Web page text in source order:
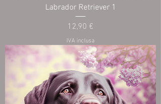
Labrador Retriever 1
Prezzo
12,90 €
IVA inclusa